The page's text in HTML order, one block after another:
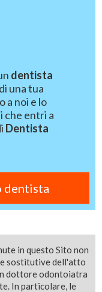
dentista
una tua
a noi e lo
che entri a
Dentista
dentista
in questo Sito non
sostitutive dell'atto
dottore odontoiatra
In particolare, le